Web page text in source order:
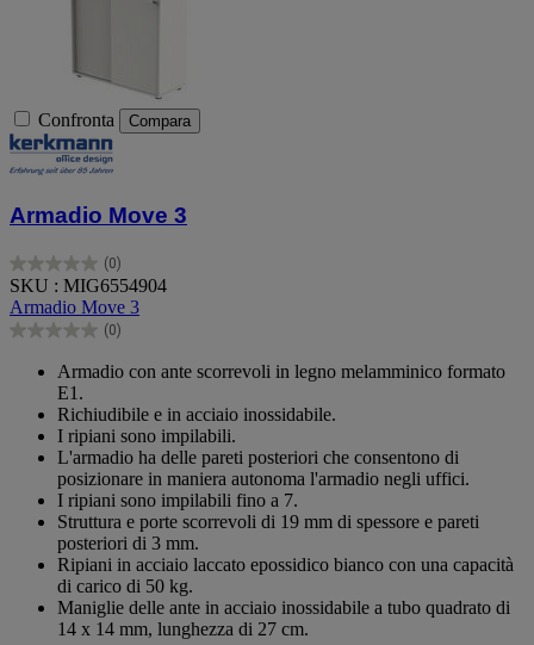
Confronta Compara
Armadio Move 3
(0)
0.0
su
5
stelle.
SKU : MIG6554904
Armadio Move 3
(0)
0.0
Armadio con ante scorrevoli in legno melamminico formato
E1.
Richiudibile e in acciaio inossidabile.
I ripiani sono impilabili.
L'armadio ha delle pareti posteriori che consentono di
posizionare in maniera autonoma l'armadio negli uffici.
I ripiani sono impilabili fino a 7.
Struttura e porte scorrevoli di 19 mm di spessore e pareti
posteriori di 3 mm.
Ripiani in acciaio laccato epossidico bianco con una capacità
di carico di 50 kg.
Maniglie delle ante in acciaio inossidabile a tubo quadrato di
14 x 14 mm, lunghezza di 27 cm.